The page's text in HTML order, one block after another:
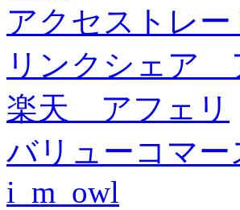
アクセストレ
リンクシェア
楽天 アフェリ
バリューコマ
i_m_owl